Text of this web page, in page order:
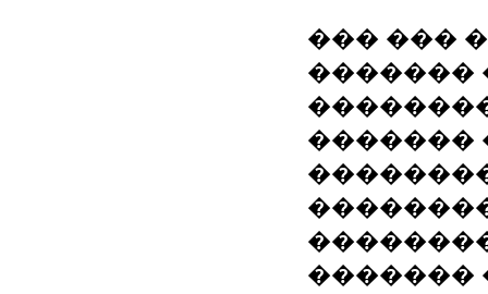
��� ���
�������
�������
�������